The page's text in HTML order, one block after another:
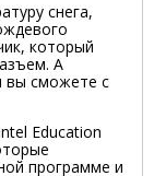
снега,
который
А
вы сможете с
Education
программе и